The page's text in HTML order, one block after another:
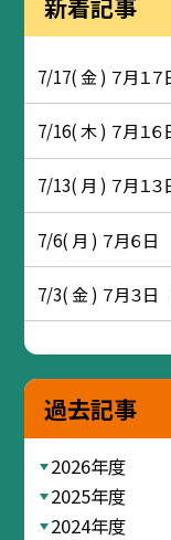
7/17( 金 ) ７月１
7/16( 木 ) ７月１
7/13( 月 ) ７月１
7/6( 月 ) ７月６
7/3( 金 ) ７月３
過去記事
2026年度
2025年度
2024年度